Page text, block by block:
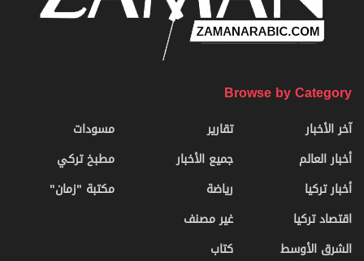
Browse by Category
آخر الأخبار
أخبار العالم
أخبار تركيا
اقتصاد تركيا
الشرق الأوسط
تقارير
جميع الأخبار
رياضة
غير مصنف
كتاب
مسودات
مطبخ تركي
مكتبة "زمان"